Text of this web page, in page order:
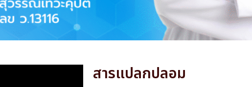
สารแปลกปลอม